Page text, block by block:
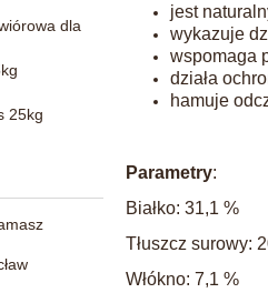
dla
25kg
jest
wykazuje
wspomaga
działa
hamuje
Parametry:
Białko: 31,1 %
Tłuszcz surowy:
Włókno: 7,1 %